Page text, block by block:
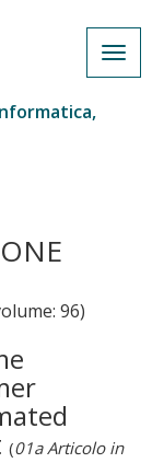
96)
(01a Articolo in